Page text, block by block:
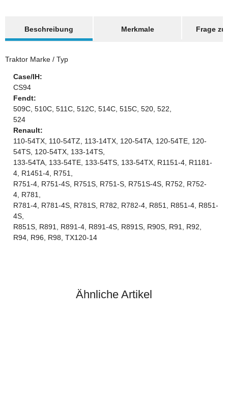
Beschreibung
Merkmale Frage
Traktor Marke / Typ
Case/IH:
CS94
Fendt:
509C, 510C, 511C, 512C, 514C, 515C, 520, 522,
524
Renault:
110-54TX, 110-54TZ, 113-14TX, 120-54TA, 120-54TE, 120-
54TS, 120-54TX, 133-14TS,
133-54TA, 133-54TE, 133-54TS, 133-54TX, R1151-4, R1181-
4, R1451-4, R751,
R751-4, R751-4S, R751S, R751-S, R751S-4S, R752, R752-
4, R781,
R781-4, R781-4S, R781S, R782, R782-4, R851, R851-4, R851-
4S,
R851S, R891, R891-4, R891-4S, R891S, R90S, R91, R92,
R94, R96, R98, TX120-14
Ähnliche Artikel